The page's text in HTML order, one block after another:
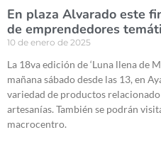
En plaza Alvarado este
de emprendedores
10 de enero de 2025
La 18va edición de ‘Luna llena de
mañana sábado desde las 13, en
variedad de productos
artesanías. También se podrán
macrocentro.